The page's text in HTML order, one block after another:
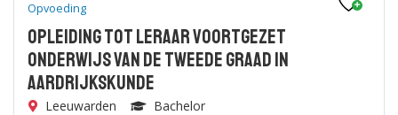
Opvoeding
Opleiding tot leraar voortgezet
onderwijs van de tweede graad in
Aardrijkskunde
Leeuwarden Bachelor